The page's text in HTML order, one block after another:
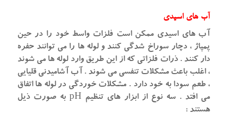
آب های اسیدی
آب های اسیدی ممکن است فلزات واسط خود را در حین
پمپاژ ، دچار سوراخ شدگی کنند و لوله ها را می توانند حفره
دار کنند . ذرات فلزاتی که از این طریق وارد لوله ها می شوند
، اغلب باعث مشکلات تنفسی می شوند . آب آشامیدنی قلیایی
، طعم سودا به خود دارد . مشکلات خوردگی در لوله ها اتفاق
می افتد . سه نوع از ابزار های تنظیم pH به صورت ذیل
هستند :